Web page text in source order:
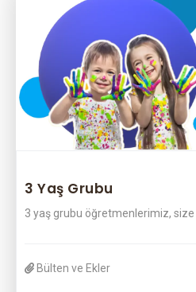
3 Yaş Grubu
3 yaş grubu öğretmenlerimiz,
Bülten ve Ekler